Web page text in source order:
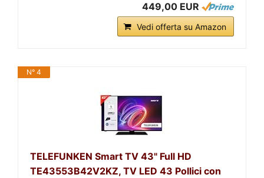
449,00 EUR
Vedi offerta su Amazon
N° 4
TELEFUNKEN Smart TV 43" Full HD
TE43553B42V2KZ, TV LED 43 Pollici con